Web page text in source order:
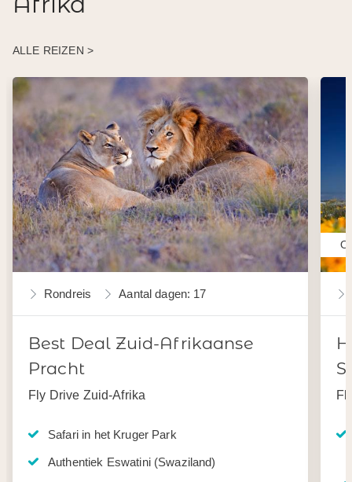
ALLE REIZEN >
Rondreis Aantal dagen: 17
Best Deal Zuid-Afrikaanse
Pracht
Fly Drive Zuid-Afrika
Safari in het Kruger Park
Authentiek Eswatini (Swaziland)